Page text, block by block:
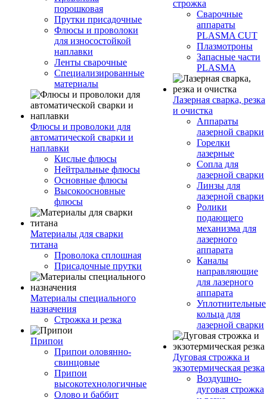
порошковая
Прутки присадочные
Флюсы и проволоки
для износостойкой
наплавки
Ленты сварочные
Специализированные
материалы
Флюсы и проволоки для
автоматической сварки и
наплавки
Кислые флюсы
Нейтральные флюсы
Основные флюсы
Высокоосновные
флюсы
Материалы для сварки
титана
Проволока сплошная
Присадочные прутки
Материалы специального
назначения
Строжка и резка
Припои
Припои оловянно-
свинцовые
Припои
высокотехнологичные
Олово и баббит
строжка
Сварочные
аппараты
PLASMA CUT
Плазмотроны
Запасные части
PLASMA
Лазерная сварка, резка
и очистка
Аппараты
лазерной сварки
Горелки
лазерные
Сопла для
лазерной сварки
Линзы для
лазерной сварки
Ролики
подающего
механизма для
лазерного
аппарата
Каналы
направляющие
для лазерного
аппарата
Уплотнительные
кольца для
лазерной сварки
Дуговая строжка и
экзотермическая резка
Воздушно-
дуговая строжка